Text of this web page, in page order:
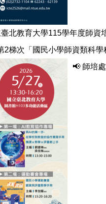
北教育大學115學年度師資
2梯次「國民小學師資類科
📢 師培